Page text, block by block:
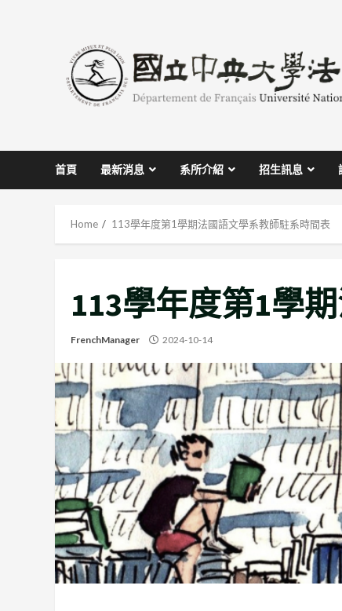
首頁 最新消息 系所介紹 招生訊息
Home 113學年度第1學期法國語文學系教師駐系時間表
113學年度第1學
FrenchManager 2024-10-14